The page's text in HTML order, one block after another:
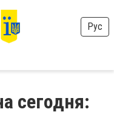
Рус
сегодня: